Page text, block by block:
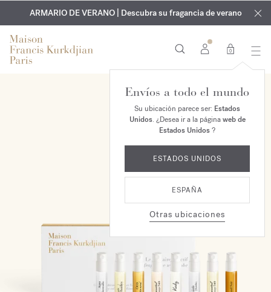
EXCLUSIVO | Descubra la nueva fragancia OUD
velvet mood
en su pedido*
GRABADO GRATUITO | En todas las fragancias y aceites
corporales hasta el 9 de agosto
ARMARIO DE VERANO | Descubra su fragancia de verano
0
Envíos a todo el mundo
Su ubicación parece ser: Estados
Unidos. ¿Desea ir a la páginaweb de
Estados Unidos?
ESTADOS UNIDOS
ESPAÑA
Otras ubicaciones
NUEVO